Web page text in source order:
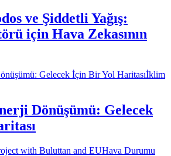
ve Şiddetli Yağış:
için Hava Zekasının
İklim
Dönüşümü: Gelecek
Hava Durumu